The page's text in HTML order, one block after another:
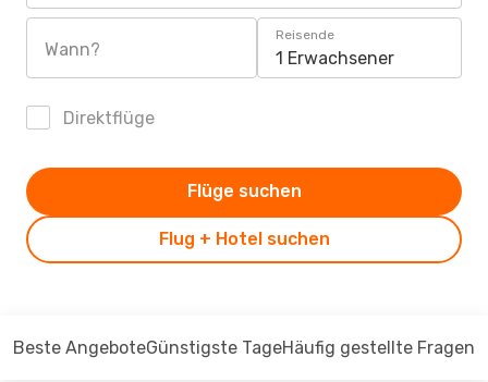
Wann?
Reisende
1 Erwachsener
Direktflüge
Flug + Hotel suchen
Flüge suchen
Beste AngeboteGünstigste TageHäufig gestellte Fragen